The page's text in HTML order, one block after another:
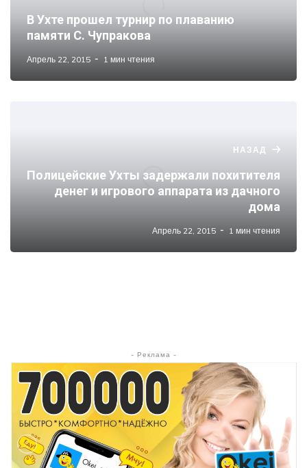
В Ухте прошел турнир по плаванию
памяти С. Чупракова
Апрель 22, 2015 1 мин чтения
НАЗАД
Полицейские Ухты задержали похитителя
денег и игрового аппарата из дачного
дома
Апрель 22, 2015 1 мин чтения
- Реклама -